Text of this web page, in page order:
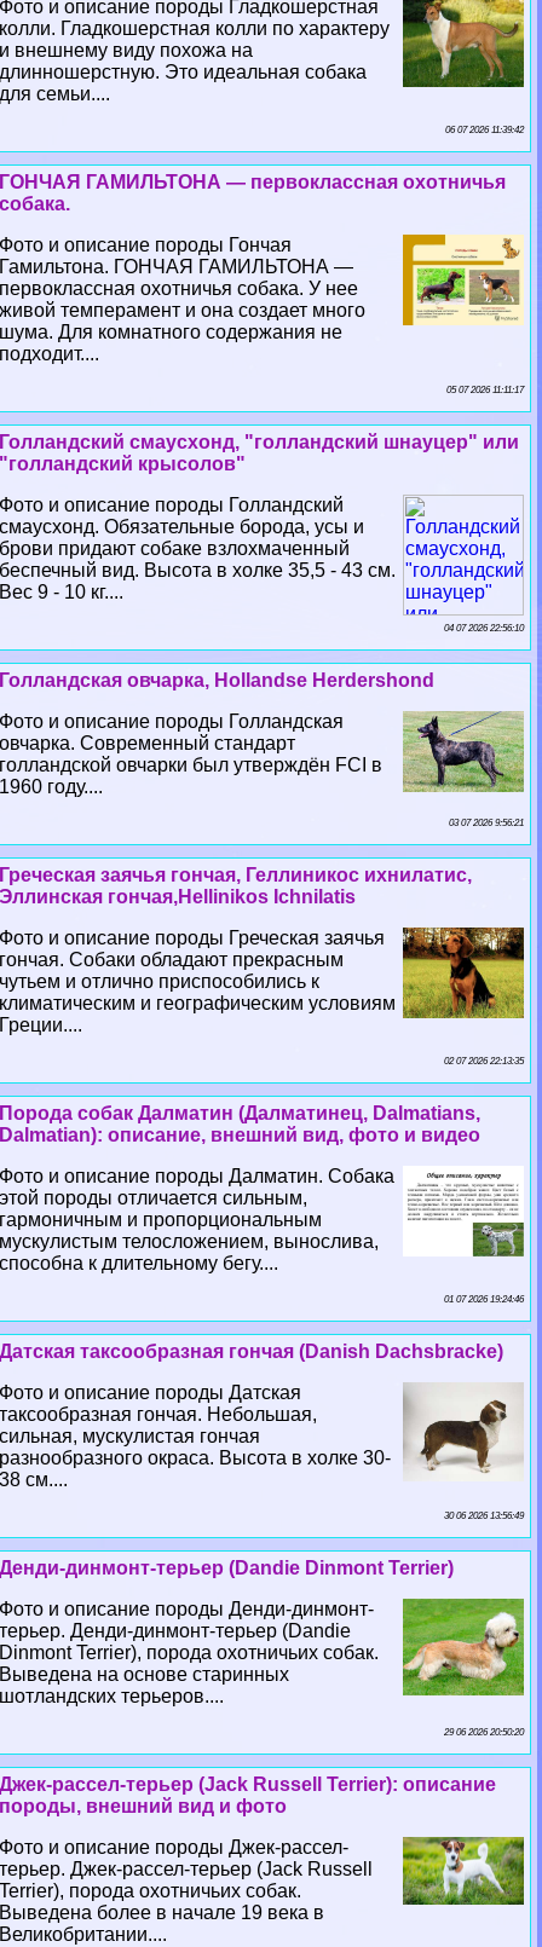
Фото и описание породы Гладкошерстная
колли. Гладкошерстная колли по хаpaктеру
и внешнему виду похожа на
длинношерстную. Это идеальная собака
для семьи....
06 07 2026 11:39:42
ГОНЧАЯ ГАМИЛЬТОНА — первоклассная охотничья
собака.
Фото и описание породы Гончая
Гамильтона. ГОНЧАЯ ГАМИЛЬТОНА —
первоклассная охотничья собака. У нее
живой темперамент и она создает много
шума. Для комнатного содержания не
подходит....
05 07 2026 11:11:17
Голландский смаусхонд, "голландский шнауцер" или
"голландский крысолов"
Фото и описание породы Голландский
смаусхонд. Обязательные борода, усы и
брови придают собаке взлохмаченный
беспечный вид. Высота в холке 35,5 - 43 см.
Вес 9 - 10 кг....
04 07 2026 22:56:10
Голландская овчарка, Hollandse Herdershond
Фото и описание породы Голландская
овчарка. Современный стандарт
голландской овчарки был утверждён FCI в
1960 году....
03 07 2026 9:56:21
Греческая заячья гончая, Геллиникос ихнилатис,
Эллинская гончая,Hellinikos Ichnilatis
Фото и описание породы Греческая заячья
гончая. Собаки обладают прекрасным
чутьем и отлично приспособились к
климатическим и географическим условиям
Греции....
02 07 2026 22:13:35
Порода собак Далматин (Далматинец, Dalmatians,
Dalmatian): описание, внешний вид, фото и видео
Фото и описание породы Далматин. Собака
этой породы отличается сильным,
гармоничным и пропорциональным
мускулистым телосложением, вынослива,
способна к длительному бегу....
01 07 2026 19:24:46
Датская таксообразная гончая (Danish Dachsbracke)
Фото и описание породы Датская
таксообразная гончая. Небольшая,
сильная, мускулистая гончая
разнообразного окраса. Высота в холке 30-
38 см....
30 06 2026 13:56:49
Денди-динмонт-терьер (Dandie Dinmont Terrier)
Фото и описание породы Денди-динмонт-
терьер. Денди-динмонт-терьер (Dandie
Dinmont Terrier), порода охотничьих собак.
Выведена на основе старинных
шотландских терьеров....
29 06 2026 20:50:20
Джек-рассел-терьер (Jack Russell Terrier): описание
породы, внешний вид и фото
Фото и описание породы Джек-рассел-
терьер. Джек-рассел-терьер (Jack Russell
Terrier), порода охотничьих собак.
Выведена более в начале 19 века в
Великобритании....